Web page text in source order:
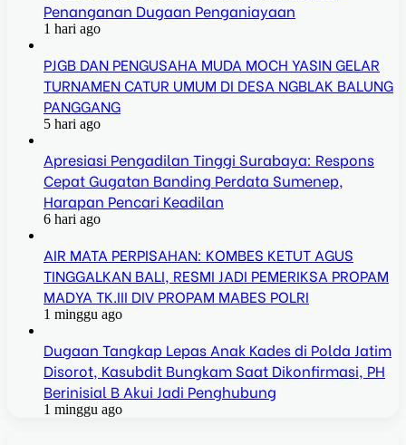
Penanganan Dugaan Penganiayaan
1 hari ago
PJGB DAN PENGUSAHA MUDA MOCH YASIN GELAR
TURNAMEN CATUR UMUM DI DESA NGBLAK BALUNG
PANGGANG
5 hari ago
Apresiasi Pengadilan Tinggi Surabaya: Respons
Cepat Gugatan Banding Perdata Sumenep,
Harapan Pencari Keadilan
6 hari ago
AIR MATA PERPISAHAN: KOMBES KETUT AGUS
TINGGALKAN BALI, RESMI JADI PEMERIKSA PROPAM
MADYA TK.III DIV PROPAM MABES POLRI
1 minggu ago
Dugaan Tangkap Lepas Anak Kades di Polda Jatim
Disorot, Kasubdit Bungkam Saat Dikonfirmasi, PH
Berinisial B Akui Jadi Penghubung
1 minggu ago